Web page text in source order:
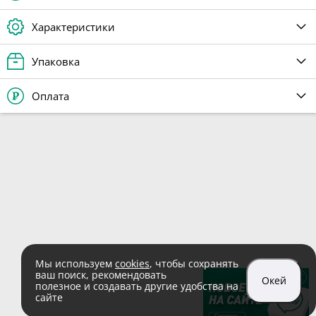
Характеристики
Упаковка
Оплата
Мы используем cookies, чтобы сохранять
ваш поиск, рекомендовать
полезное и создавать другие удобства на
сайте
Окей